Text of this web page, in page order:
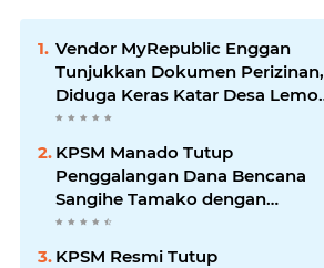
Vendor MyRepublic Enggan
Tunjukkan Dokumen Perizinan,
Diduga Keras Katar Desa Lemo
Disebut Handle Kordinasi
KPSM Manado Tutup
Penggalangan Dana Bencana
Sangihe Tamako dengan
Semangat Tinggi, Dihadiri
Banyak Seniman Ibu Kota
KPSM Resmi Tutup